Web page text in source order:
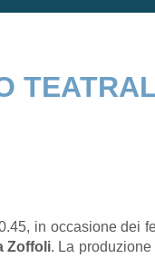
in occasione dei
Zoffoli. La